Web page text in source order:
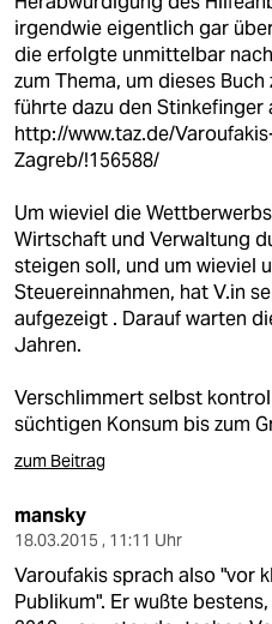
irgendwie eigentlich gar
die erfolgte unmittelbar
zum Thema, um dieses
führte dazu den Stinkefinger
http://www.taz.de/
Zagreb/!156588/
Um wieviel die
Wirtschaft und Verwaltung
steigen soll, und um wieviel
Steuereinnahmen, hat V.in
aufgezeigt . Darauf warten
Jahren.
Verschlimmert selbst
süchtigen Konsum bis zum
zum Beitrag
mansky
18.03.2015 , 11:11 Uhr
Varoufakis sprach also "vor
Publikum". Er wußte